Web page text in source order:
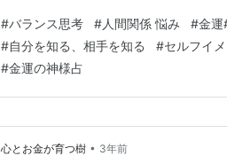
間 パートナー などの関係で 相手にして
こんな経験はありませんか❓…
#バランス思考 #人間関係 悩み #金運
#自分を知る、相手を知る #セルフイ
#金運の神様占
心とお金が育つ樹 • 3年前